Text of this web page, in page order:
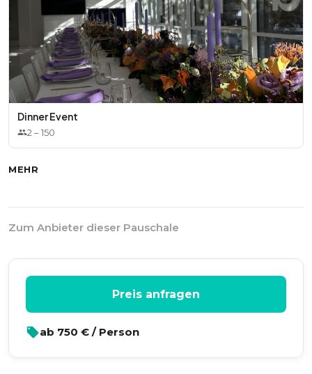
Dinner Event
2–150
MEHR
Zum Anbieter dieser Pauschale
Preis anfragen
ab 750 € / Person